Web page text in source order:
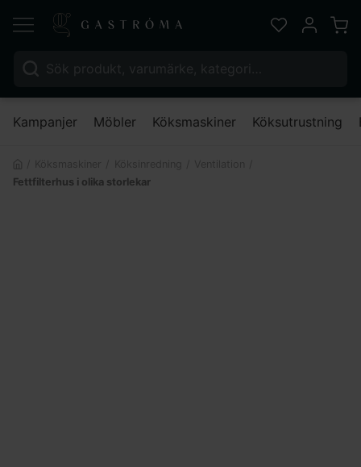
Sök efter:
Favoriter
Mitt
Kampanjer Möbler Köksmaskiner Köksutrustning
Fettfilterhus i olika storlekar